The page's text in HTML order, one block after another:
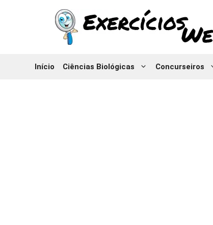
Início Ciências Biológicas Concurseiros